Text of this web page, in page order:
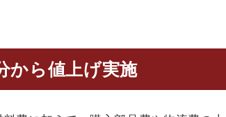
から値上げ実施